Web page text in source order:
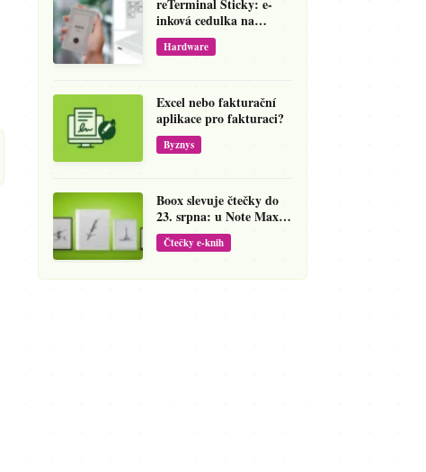
reTerminal Sticky: e-
inková cedulka na
ledničku, která přepíše
váš hlas na vzkaz
Hardware
Excel nebo fakturační
aplikace pro fakturaci?
Byznys
Boox slevuje čtečky do
23. srpna: u Note Maxu
jde cena dolů o 138 eur
Čtečky e-knih